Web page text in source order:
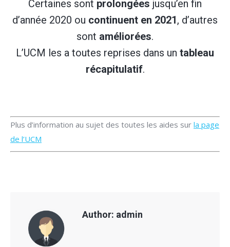
Certaines sont prolongées jusqu’en fin
d’année 2020 ou continuent en 2021, d’autres
sont améliorées.
L’UCM les a toutes reprises dans un tableau
récapitulatif.
Plus d’information au sujet des toutes les aides sur la page
de l’UCM
Author: admin